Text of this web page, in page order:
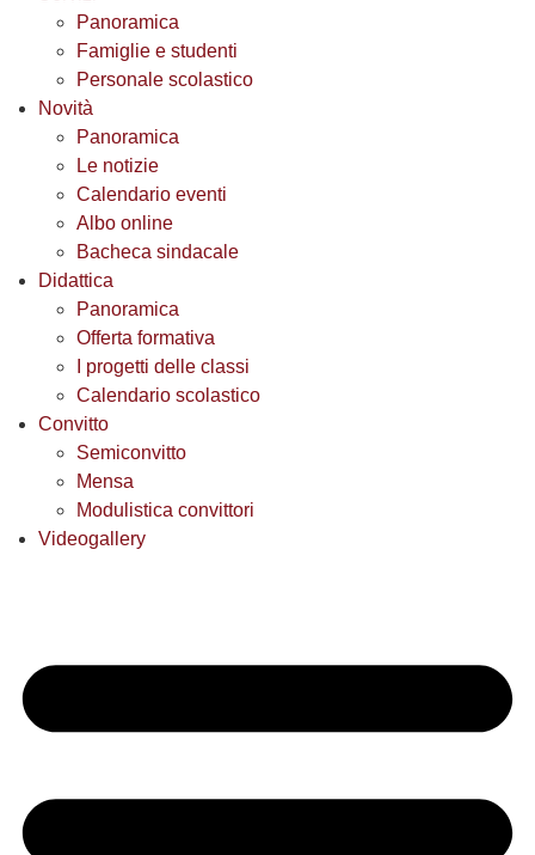
Panoramica
Famiglie e studenti
Personale scolastico
Novità
Panoramica
Le notizie
Calendario eventi
Albo online
Bacheca sindacale
Didattica
Panoramica
Offerta formativa
I progetti delle classi
Calendario scolastico
Convitto
Semiconvitto
Mensa
Modulistica convittori
Videogallery